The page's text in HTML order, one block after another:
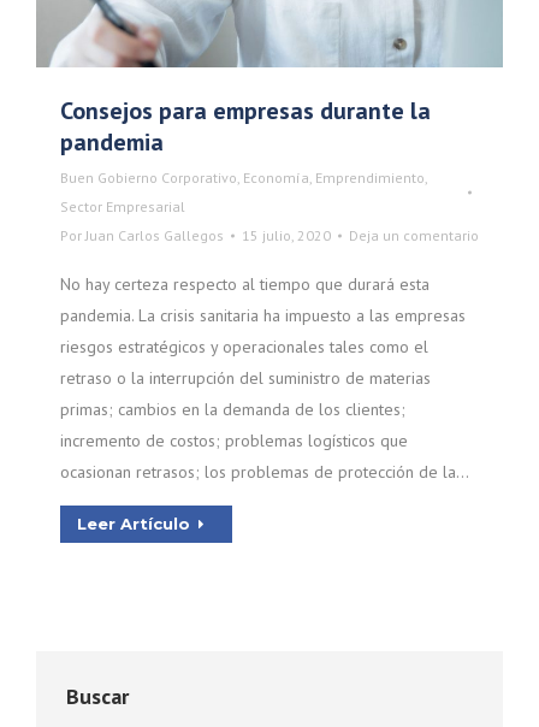
Consejos para empresas durante la
pandemia
Buen Gobierno Corporativo, Economía, Emprendimiento,
Sector Empresarial
PorJuan Carlos Gallegos 15 julio, 2020 Deja un comentario
No hay certeza respecto al tiempo que durará esta
pandemia. La crisis sanitaria ha impuesto a las empresas
riesgos estratégicos y operacionales tales como el
retraso o la interrupción del suministro de materias
primas; cambios en la demanda de los clientes;
incremento de costos; problemas logísticos que
ocasionan retrasos; los problemas de protección de la…
Leer Artículo
Buscar